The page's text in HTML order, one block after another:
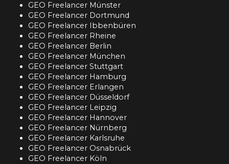
GEO Freelancer Münster
GEO Freelancer Dortmund
GEO Freelancer Ibbenbüren
GEO Freelancer Rheine
GEO Freelancer Berlin
GEO Freelancer München
GEO Freelancer Stuttgart
GEO Freelancer Hamburg
GEO Freelancer Erlangen
GEO Freelancer Düsseldorf
GEO Freelancer Leipzig
GEO Freelancer Hannover
GEO Freelancer Nürnberg
GEO Freelancer Karlsruhe
GEO Freelancer Osnabrück
GEO Freelancer Köln